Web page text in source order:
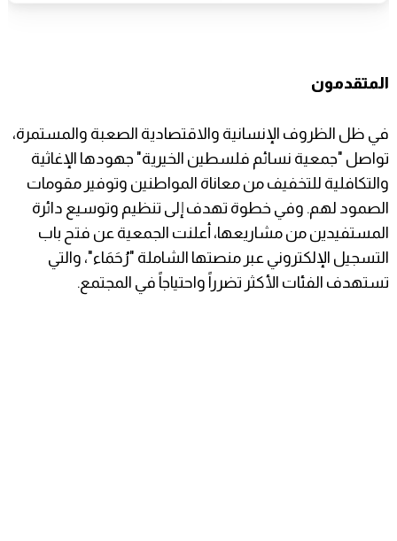
المتقدمون
​في ظل الظروف الإنسانية والاقتصادية الصعبة والمستمرة،
تواصل "جمعية نسائم فلسطين الخيرية" جهودها الإغاثية
والتكافلية للتخفيف من معاناة المواطنين وتوفير مقومات
الصمود لهم. وفي خطوة تهدف إلى تنظيم وتوسيع دائرة
المستفيدين من مشاريعها، أعلنت الجمعية عن فتح باب
التسجيل الإلكتروني عبر منصتها الشاملة "رُحَمَاء"، والتي
تستهدف الفئات الأكثر تضرراً واحتياجاً في المجتمع.